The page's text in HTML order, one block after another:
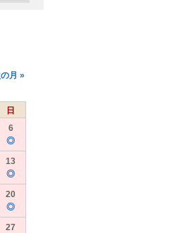
日
6
◎
13
◎
20
◎
27
月 »